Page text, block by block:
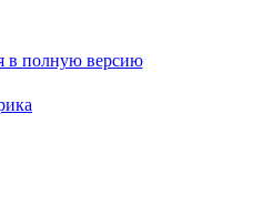
в полную версию